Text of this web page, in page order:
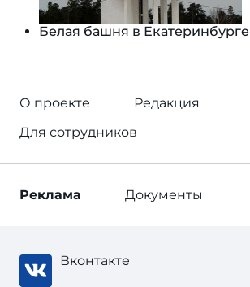
Белая башня в Екатеринбурге
О проекте
Редакция
Для сотрудников
Реклама Документы
Вконтакте